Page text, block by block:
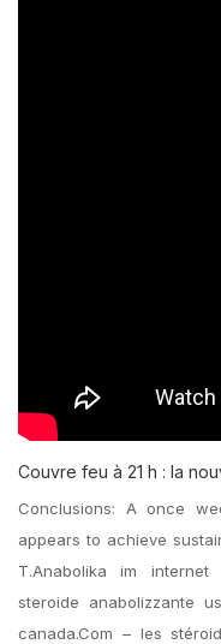
Couvre feu à 21 h : la
Conclusions: A once
appears to achieve
T.Anabolika im
steroide anabolizzante
canada.Com – les